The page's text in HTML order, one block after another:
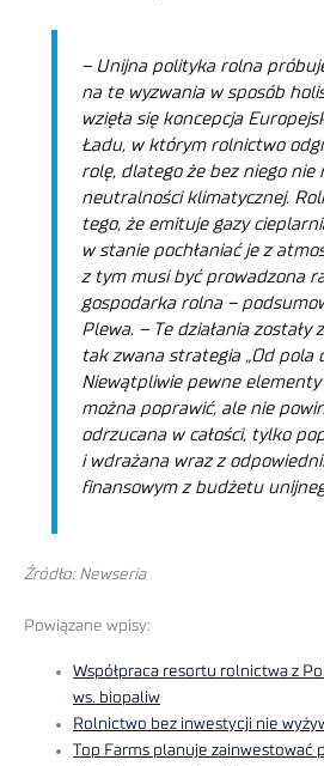
– Unijna polityka rolna
na te wyzwania w sposób
wzięła się koncepcja
Ładu, w którym rolnictwo
rolę, dlatego że bez niego nie
neutralności klimatycznej.
tego, że emituje gazy
w stanie pochłaniać je z
z tym musi być prowadzona
gospodarka rolna –
Plewa. –Te działania zostały
tak zwana strategia „Od pola
Niewątpliwie pewne
można poprawić, ale nie
odrzucana w całości, tylko
i wdrażana wraz z
finansowym z budżetu
Źródło: Newseria
Powiązane wpisy:
Współpraca resortu rolnictwa z
ws. biopaliw
Rolnictwo bez inwestycji nie
Top Farms planuje zainwestować